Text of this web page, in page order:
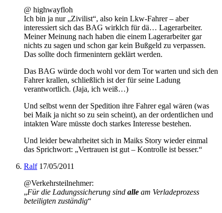
@ highwayfloh
Ich bin ja nur „Zivilist“, also kein Lkw-Fahrer – aber
interessiert sich das BAG wirklch für dä… Lagerarbeiter.
Meiner Meinung nach haben die einem Lagerarbeiter gar
nichts zu sagen und schon gar kein Bußgeld zu verpassen.
Das sollte doch firmenintern geklärt werden.
Das BAG würde doch wohl vor dem Tor warten und sich den
Fahrer krallen, schließlich ist der für seine Ladung
verantwortlich. (Jaja, ich weiß…)
Und selbst wenn der Spedition ihre Fahrer egal wären (was
bei Maik ja nicht so zu sein scheint), an der ordentlichen und
intakten Ware müsste doch starkes Interesse bestehen.
Und leider bewahrheitet sich in Maiks Story wieder einmal
das Sprichwort: „Vertrauen ist gut – Kontrolle ist besser.“
Ralf 17/05/2011
@Verkehrsteilnehmer:
„Für die Ladungssicherung sind alle am Verladeprozess
beteiligten zuständig“